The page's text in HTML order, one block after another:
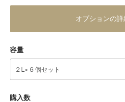
オプションの詳
容量
購入数